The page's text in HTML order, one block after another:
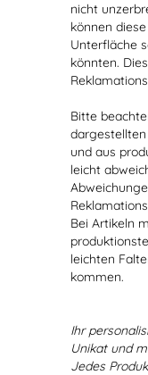
nicht
können
Unterfläche
könnten.
Bitte
und aus
leicht
Bei Artikeln
leichten
kommen.
Ihr
Unikat und
Jedes